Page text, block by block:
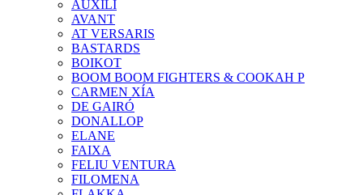
AUXILI
AVANT
AT VERSARIS
BASTARDS
BOIKOT
BOOM BOOM FIGHTERS & COOKAH P
CARMEN XÍA
DE GAIRÓ
DONALLOP
ELANE
FAIXA
FELIU VENTURA
FILOMENA